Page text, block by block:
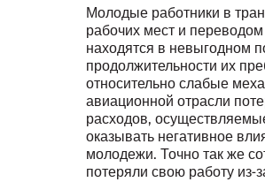
Молодые работники в
рабочих мест и
находятся в невыгодном
продолжительности их
относительно слабые
авиационной отрасли
расходов,
оказывать негативное
молодежи. Точно так же
потеряли свою работу из-